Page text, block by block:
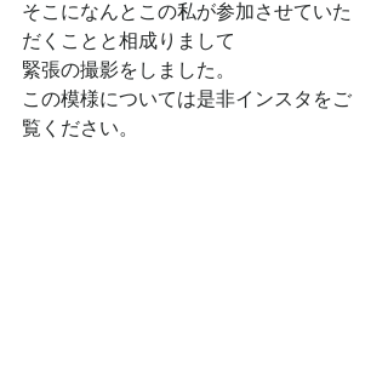
そこになんとこの私が参加させていた
だくことと相成りまして
緊張の撮影をしました。
この模様については是非インスタをご
覧ください。